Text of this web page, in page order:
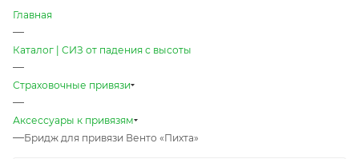
Главная
—
Каталог | СИЗ от падения с высоты
—
Страховочные привязи
—
Аксессуары к привязям
—Бридж для привязи Венто «Пихта»